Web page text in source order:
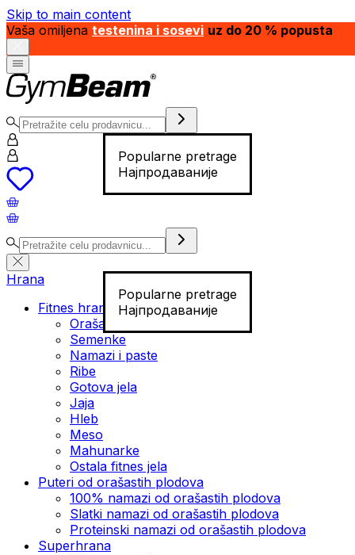
Skip to main content
Vaša omiljena testenina i sosevi uz do 20 % popusta
Popularne pretrage
Најпродаваније
Popularne pretrage
Најпродаваније
Hrana
Fitnes hrana
Orašasti plodovi
Semenke
Namazi i paste
Ribe
Gotova jela
Јаја
Hleb
Meso
Mahunarke
Ostala fitnes jela
Puteri od orašastih plodova
100% namazi od orašastih plodova
Slatki namazi od orašastih plodova
Proteinski namazi od orašastih plodova
Superhrana